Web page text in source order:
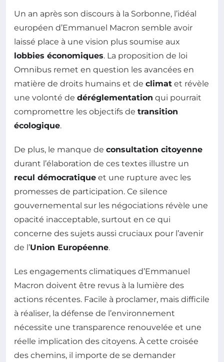
Un an après son discours à la Sorbonne, l’idéal
européen d’Emmanuel Macron semble avoir
laissé place à une vision plus soumise aux
lobbies économiques. La proposition de loi
Omnibus remet en question les avancées en
matière de droits humains et de climat et révèle
une volonté de déréglementation qui pourrait
compromettre les objectifs de transition
écologique.
De plus, le manque de consultation citoyenne
durant l’élaboration de ces textes illustre un
recul démocratique et une rupture avec les
promesses de participation. Ce silence
gouvernemental sur les négociations révèle une
opacité inacceptable, surtout en ce qui
concerne des sujets aussi cruciaux pour l’avenir
de l’Union Européenne.
Les engagements climatiques d’Emmanuel
Macron doivent être revus à la lumière des
actions récentes. Facile à proclamer, mais difficile
à réaliser, la défense de l’environnement
nécessite une transparence renouvelée et une
réelle implication des citoyens. À cette croisée
des chemins, il importe de se demander